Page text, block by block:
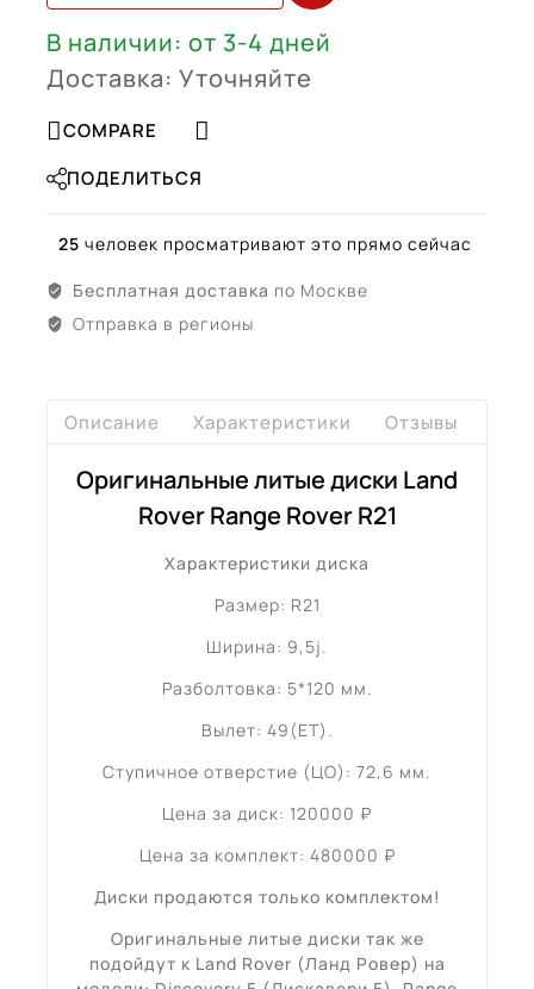
R21
(Lr062327
В наличии: от 3-4 дней
Доставка: Уточняйте
COMPARE
ПОДЕЛИТЬСЯ
25 человек просматривают это прямо сейчас
Бесплатная доставка по Москве
Отправка в регионы
Описание Характеристики Отзывы
Оригинальные литые диски Land
Rover Range Rover R21
Характеристики диска
Размер: R21
Ширина: 9,5j.
Разболтовка: 5*120 мм.
Вылет: 49(ET).
Ступичное отверстие (ЦО): 72,6 мм.
Цена за диск: 120000 ₽
Цена за комплект: 480000 ₽
Диски продаются только комплектом!
Оригинальные литые диски так же
подойдут к Land Rover (Ланд Ровер) на